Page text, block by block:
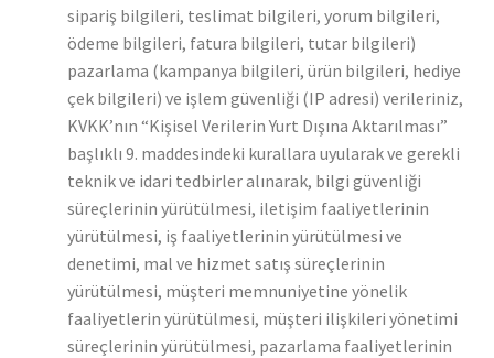
sipariş bilgileri, teslimat bilgileri, yorum bilgileri,
ödeme bilgileri, fatura bilgileri, tutar bilgileri)
pazarlama (kampanya bilgileri, ürün bilgileri, hediye
çek bilgileri) ve işlem güvenliği (IP adresi) verileriniz,
KVKK’nın “Kişisel Verilerin Yurt Dışına Aktarılması”
başlıklı 9. maddesindeki kurallara uyularak ve gerekli
teknik ve idari tedbirler alınarak, bilgi güvenliği
süreçlerinin yürütülmesi, iletişim faaliyetlerinin
yürütülmesi, iş faaliyetlerinin yürütülmesi ve
denetimi, mal ve hizmet satış süreçlerinin
yürütülmesi, müşteri memnuniyetine yönelik
faaliyetlerin yürütülmesi, müşteri ilişkileri yönetimi
süreçlerinin yürütülmesi, pazarlama faaliyetlerinin